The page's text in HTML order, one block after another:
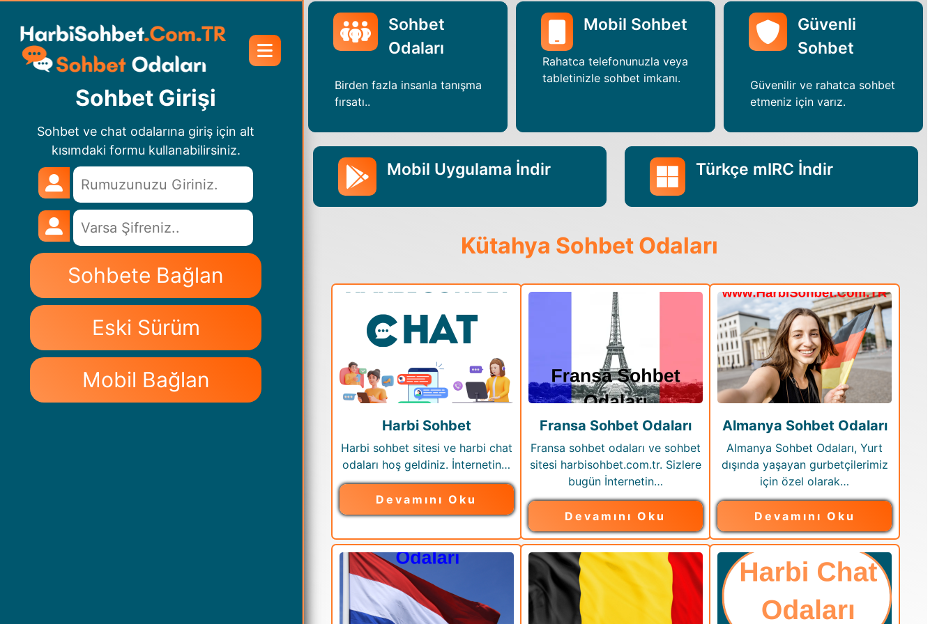
Sohbet Girişi
Sohbet ve chat odalarına giriş için alt
kısımdaki formu kullanabilirsiniz.
Sohbete Bağlan
Eski Sürüm
Mobil Bağlan
Sohbet
Odaları
Birden fazla insanla tanışma
fırsatı..
Mobil Sohbet
Rahatca telefonunuzla veya
tabletinizle sohbet imkanı.
Güvenli
Sohbet
Güvenilir ve rahatca sohbet
etmeniz için varız.
Mobil Uygulama İndir Türkçe mIRC İndir
Kütahya Sohbet Odaları
Harbi Sohbet
Harbi sohbet sitesi ve harbi chat
odaları hoş geldiniz. İnternetin…
Devamını Oku
Fransa Sohbet Odaları
Fransa sohbet odaları ve sohbet
sitesi harbisohbet.com.tr. Sizlere
bugün İnternetin…
Devamını Oku
Almanya Sohbet Odaları
Almanya Sohbet Odaları, Yurt
dışında yaşayan gurbetçilerimiz
için özel olarak…
Devamını Oku